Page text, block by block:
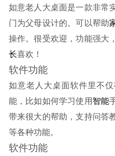
如意老人大桌面是一款非常
门为父母设计的。可以帮助
操作。很受欢迎，功能强大
长喜欢！
软件功能
如意老人大桌面软件里不
能，比如如何学习使用智能
带来很大的帮助，支持问答
等各种功能。
软件功能